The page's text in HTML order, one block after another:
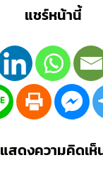
แชร์หน้านี้
แสดงความคิดเห็